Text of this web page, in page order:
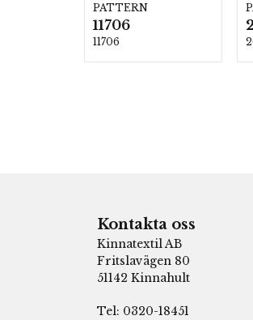
PATTERN
11706
11706
Kontakta oss
Kinnatextil AB
Fritslavägen 80
51142 Kinnahult
Tel: 0320-18451